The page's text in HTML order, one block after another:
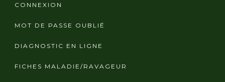
CONNEXION
MOT DE PASSE OUBLIÉ
DIAGNOSTIC EN LIGNE
FICHES MALADIE/RAVAGEUR